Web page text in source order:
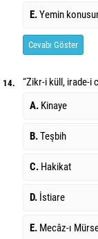
E.Yemin
Cevabı Göster
14.
“Zikr-i küll, irade-i
A. Kinaye
B.Teşbih
C. Hakikat
D. İstiare
E. Mecâz-ı